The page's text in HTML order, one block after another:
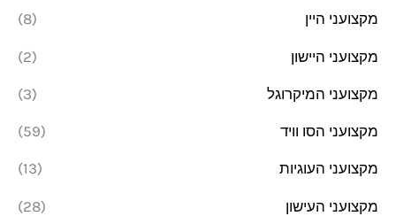
מקצועני היין (8)
מקצועני היישון (2)
מקצועני המיקרוגל (3)
מקצועני הסו וויד (59)
מקצועני העוגיות (13)
מקצועני העישון (28)